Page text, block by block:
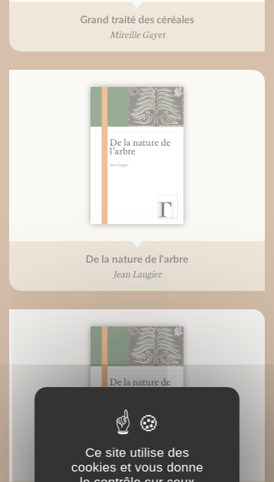
Grand traité des céréales
Mireille Gayet
De la nature de l'arbre
Jean Laugier
Ce site utilise des
cookies et vous donne